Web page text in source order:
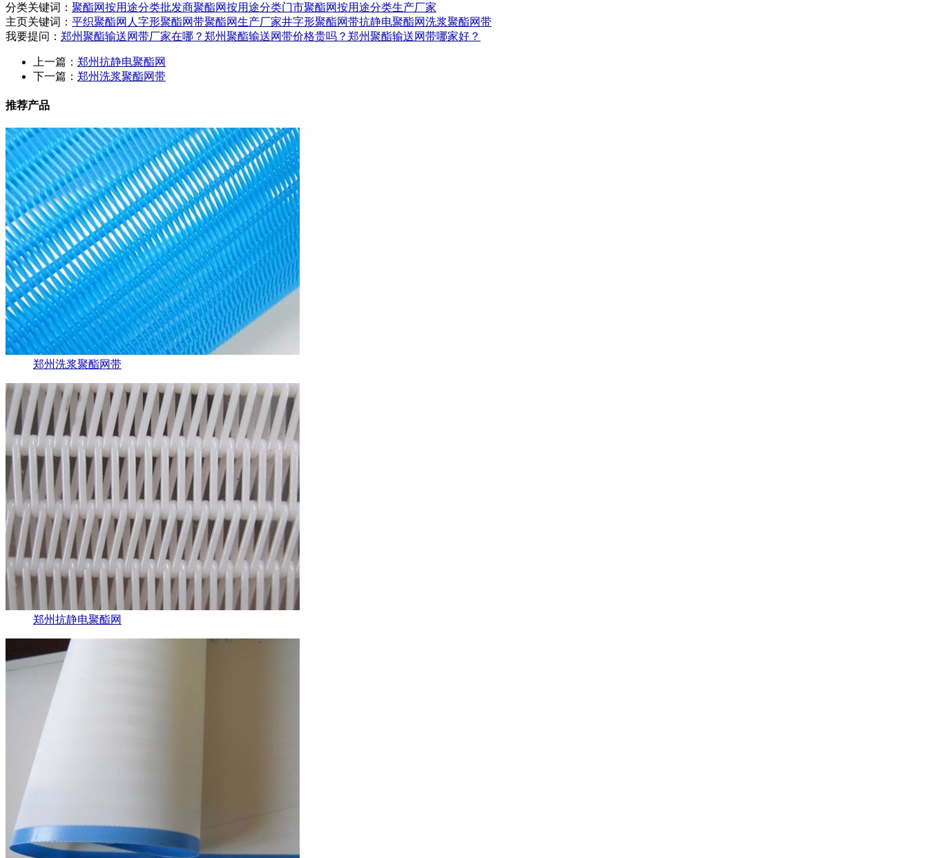
分类关键词： 聚酯网按用途分类批发商聚酯网按用途分类门市聚酯网按用途分类生产厂家
主页关键词： 平织聚酯网 人字形聚酯网带聚酯网生产厂家井字形聚酯网带抗静电聚酯网洗浆聚酯网带
我要提问： 郑州聚酯输送网带厂家在哪？ 郑州聚酯输送网带价格贵吗？ 郑州聚酯输送网带哪家好？
上一篇： 郑州抗静电聚酯网
下一篇： 郑州洗浆聚酯网带
推荐产品
郑州洗浆聚酯网带
郑州抗静电聚酯网